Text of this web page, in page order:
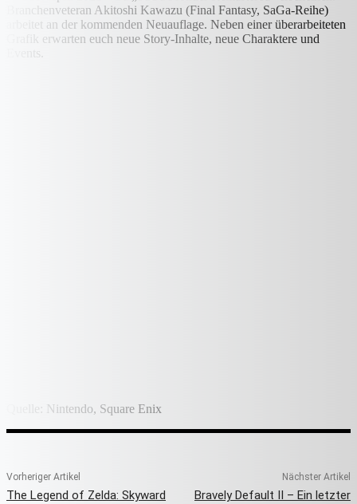
Branchenveteran Akitoshi Kawazu (Final Fantasy, SaGa-Reihe)
arbeitet an der kommenden Neuauflage. Neben einer überarbeiteten
Grafik erwarten euch neue Story-Inhalte, neue Charaktere und
Events.
Quelle: Nintendo, Square Enix
Vorheriger Artikel
The Legend of Zelda: Skyward
Nächster Artikel
Bravely Default II – Ein letzter